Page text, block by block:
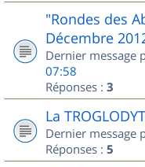
"Rondes des
Décembre
Dernier message
07:58
Réponses : 3
La
Dernier message
Réponses : 5